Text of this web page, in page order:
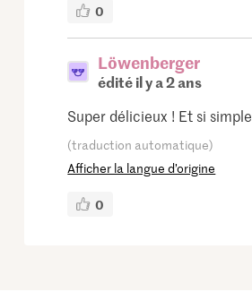
0
Löwenberger
édité il y a 2 ans
Super délicieux ! Et si simple
(traduction automatique)
Afficher la langue d’origine
0